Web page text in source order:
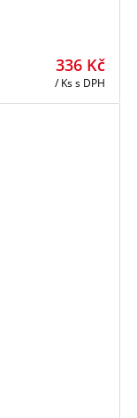
336 Kč
/ Kss DPH